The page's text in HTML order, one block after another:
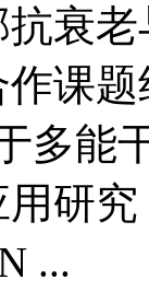
衰
课
多能
研
...